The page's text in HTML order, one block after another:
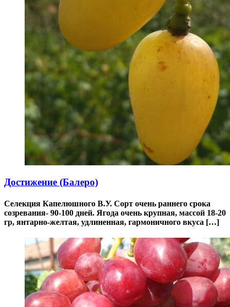
Достижение (Балеро)
Селекция Капелюшного В.У. Сорт очень раннего срока
созревания- 90-100 дней. Ягода очень крупная, массой 18-20
гр, янтарно-желтая, удлиненная, гармоничного вкуса […]